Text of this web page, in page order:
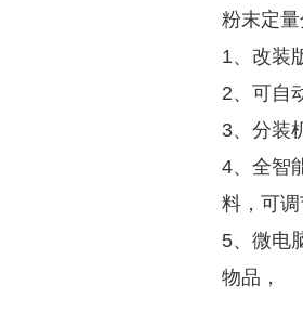
粉末定
1、改装
2、可自
3、分装
4、全智
料，可
5、微电
物品，